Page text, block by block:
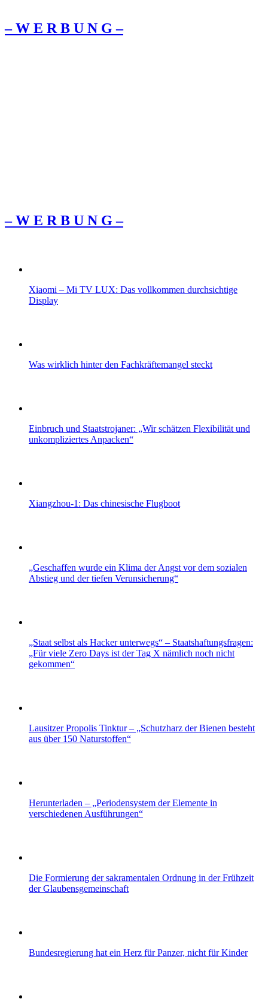
– W Ε R Β U Ν G –
– W Ε R Β U Ν G –
Xiaomi – Mi TV LUX: Das vollkommen durchsichtige
Display
Was wirklich hinter den Fachkräftemangel steckt
Einbruch und Staatstrojaner: „Wir schätzen Flexibilität und
unkompliziertes Anpacken“
Xiangzhou-1: Das chinesische Flugboot
„Geschaffen wurde ein Klima der Angst vor dem sozialen
Abstieg und der tiefen Verunsicherung“
„Staat selbst als Hacker unterwegs“ – Staatshaftungsfragen:
„Für viele Zero Days ist der Tag X nämlich noch nicht
gekommen“
Lausitzer Propolis Tinktur – „Schutzharz der Bienen besteht
aus über 150 Naturstoffen“
Herunterladen – „Periodensystem der Elemente in
verschiedenen Ausführungen“
Die Formierung der sakramentalen Ordnung in der Frühzeit
der Glaubensgemeinschaft
Bundesregierung hat ein Herz für Panzer, nicht für Kinder